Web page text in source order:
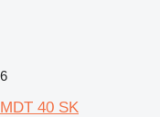
6
MDT 40 SK